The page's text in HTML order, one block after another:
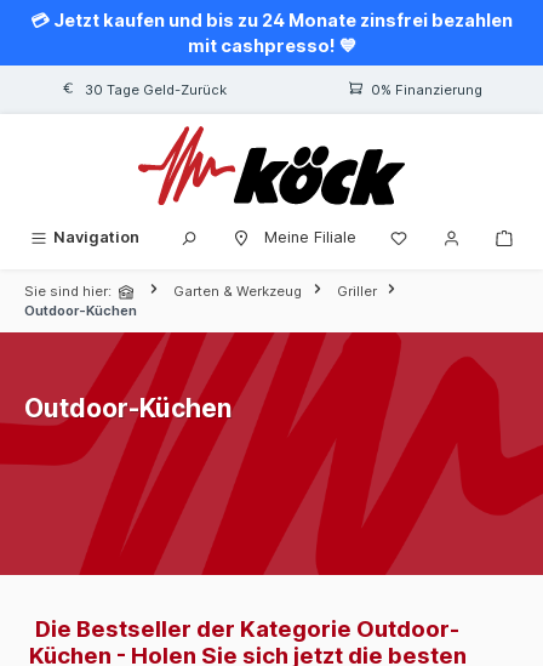
springen
💳 Jetzt kaufen und bis zu 24 Monate zinsfrei bezahlen
mit cashpresso! 💙
30 Tage Geld-Zurück 0% Finanzierung
Navigation Meine Filiale
Sie sind hier: Garten & Werkzeug
Griller
Outdoor-Küchen
Outdoor-Küchen
Die Bestseller der Kategorie Outdoor-
Küchen - Holen Sie sich jetzt die besten